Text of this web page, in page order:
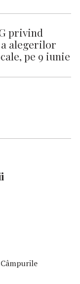
privind
alegerilor
pe 9 iunie
Câmpurile